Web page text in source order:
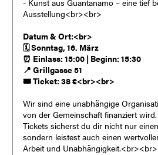
- Kunst aus Guantanamo – eine tief
Ausstellung<br><br>
Datum & Ort:<br>
🗓 Sonntag, 16. März
⏰ Einlass: 15:00 | Beginn: 15:30
📍 Grillgasse 51
🎟 Ticket: 38 €<br><br>
Wir sind eine unabhängige
von der Gemeinschaft finanziert
Tickets sicherst du dir nicht nur
sondern leistest auch einen
Arbeit und Unabhängigkeit.<br><br>